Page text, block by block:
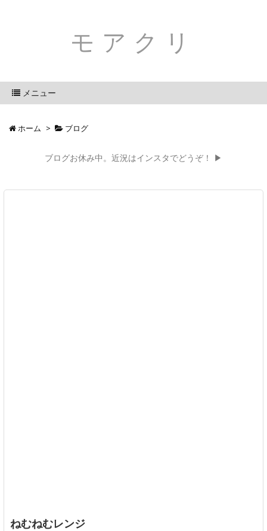
モアクリ
メニュー
ホーム > ブログ
ブログお休み中。近況はインスタでどうぞ！ ▶
ねむねむレンジ